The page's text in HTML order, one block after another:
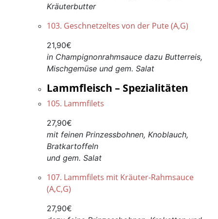
Kräuterbutter
103. Geschnetzeltes von der Pute (A,G)
21,90€
in Champignonrahmsauce dazu Butterreis,
Mischgemüse und gem. Salat
Lammfleisch – Spezialitäten
105. Lammfilets
27,90€
mit feinen Prinzessbohnen, Knoblauch,
Bratkartoffeln
und gem. Salat
107. Lammfilets mit Kräuter-Rahmsauce
(A,C,G)
27,90€